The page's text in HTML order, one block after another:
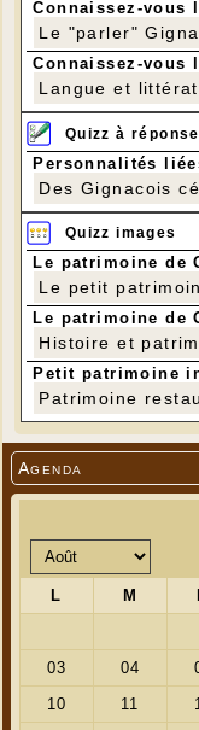
Agenda
Connaissez-vous
Le "parler"
Connaissez-vous
Langue et
Quizz à
Personnalités
Des Gignacois
Quizz images
Le patrimoine de
Le petit
Le patrimoine de
Histoire et
Petit patrimoine
Patrimoine